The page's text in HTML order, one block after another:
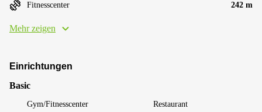
Fitnesscenter 242 m
Mehr zeigen
Einrichtungen
Basic
Gym/Fitnesscenter Restaurant